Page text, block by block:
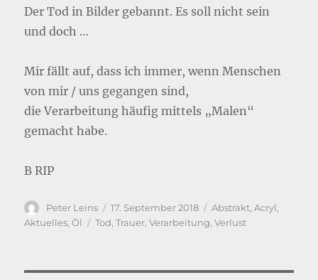
Der Tod in Bilder gebannt. Es soll nicht sein
und doch …
Mir fällt auf, dass ich immer, wenn Menschen
von mir / uns gegangen sind,
die Verarbeitung häufig mittels „Malen“
gemacht habe.
B RIP
Autor
Peter Leins
Veröffentlicht
am
17. September 2018 Kategorien
Abstrakt,Acryl,
Aktuelles,Öl Schlagwörter
Tod,Trauer,Verarbeitung,Verlust